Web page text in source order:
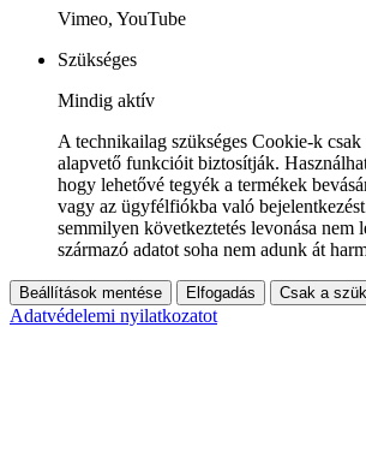
Vimeo, YouTube
Szükséges
Mindig aktív
A technikailag szükséges Cookie-k
alapvető funkcióit biztosítják.
hogy lehetővé tegyék a termékek
vagy az ügyfélfiókba való
semmilyen következtetés levonása nem
származó adatot soha nem adunk át
Beállítások mentése Elfogadás Csak a
Adatvédelemi nyilatkozatot